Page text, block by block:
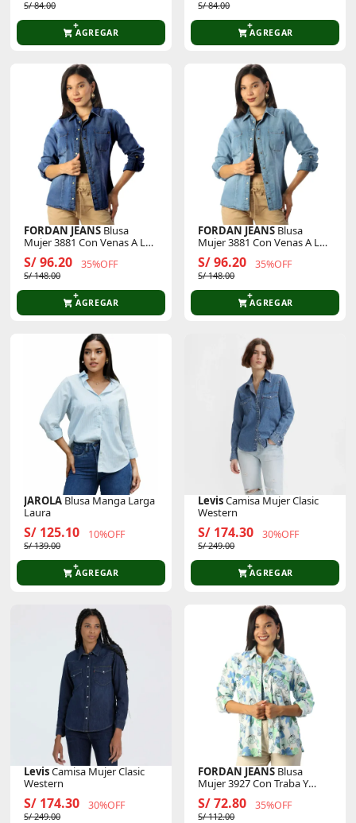
S/ 84.00
AGREGAR
S/ 84.00
AGREGAR
FORDAN JEANS Blusa
Mujer 3881 Con Venas A Los
Costados M/Larga
S/ 96.20 35%OFF
S/ 148.00
AGREGAR
FORDAN JEANS Blusa
Mujer 3881 Con Venas A Los
Costados M/Larga
S/ 96.20 35%OFF
S/ 148.00
AGREGAR
JAROLA Blusa Manga Larga
Laura
S/ 125.10 10%OFF
S/ 139.00
AGREGAR
LevisCamisa Mujer Clasic
Western
S/ 174.30 30%OFF
S/ 249.00
AGREGAR
LevisCamisa Mujer Clasic
Western
S/ 174.30 30%OFF
S/ 249.00
FORDAN JEANS Blusa
Mujer 3927 Con Traba Y
Puño M/Larga
S/ 72.80 35%OFF
S/ 112.00